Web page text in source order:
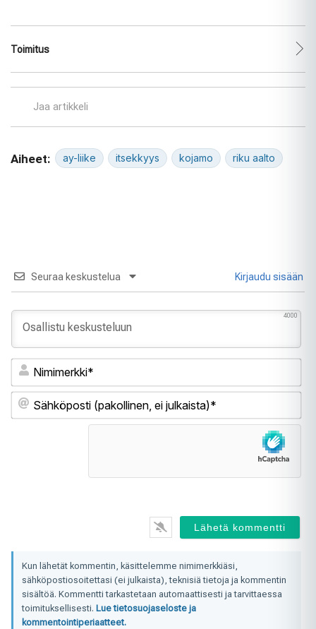
Toimitus
Jaa artikkeli
Aiheet: ay-liike itsekkyys kojamo riku aalto
Seuraa keskustelua Kirjaudu sisään
4000
ei
Kun lähetät kommentin, käsittelemme nimimerkkiäsi,
sähköpostiosoitettasi (ei julkaista), teknisiä tietoja ja kommentin
sisältöä. Kommentti tarkastetaan automaattisesti ja tarvittaessa
toimituksellisesti. Lue tietosuojaseloste ja
kommentointiperiaatteet.